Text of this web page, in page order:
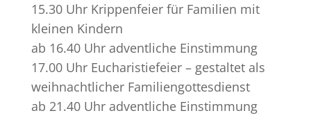
15.30 Uhr Krippenfeier für Familien mit
kleinen Kindern
ab 16.40 Uhr adventliche Einstimmung
17.00 Uhr Eucharistiefeier – gestaltet als
weihnachtlicher Familiengottesdienst
ab 21.40 Uhr adventliche Einstimmung